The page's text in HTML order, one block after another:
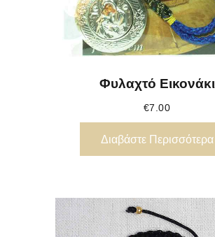
Φυλαχτό Εικονάκι
€7.00
Διαβάστε Περισσότερα